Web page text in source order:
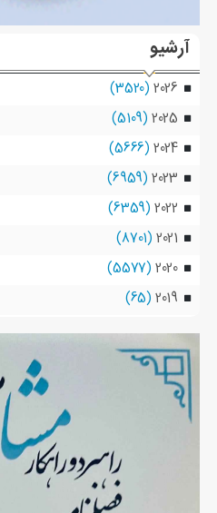
آرشیو
2026
(3520)
2025
(5109)
2024
(5666)
2023
(6959)
2022
(6359)
2021
(8701)
2020
(5577)
2019
(65)